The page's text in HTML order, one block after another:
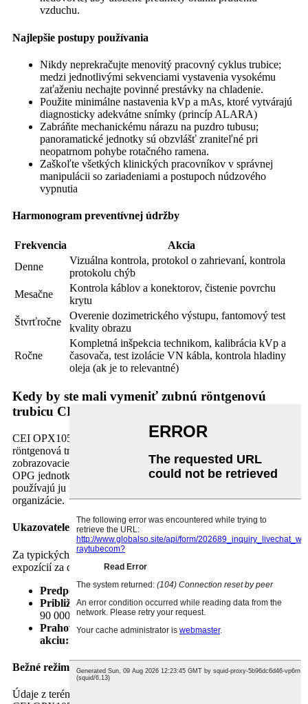
vzduchu.
Najlepšie postupy používania
Nikdy neprekračujte menovitý pracovný cyklus trubice;
medzi jednotlivými sekvenciami vystavenia vysokému
zaťaženiu nechajte povinné prestávky na chladenie.
Použite minimálne nastavenia kVp a mAs, ktoré vytvárajú
diagnosticky adekvátne snímky (princíp ALARA)
Zabráňte mechanickému nárazu na puzdro tubusu;
panoramatické jednotky sú obzvlášť zraniteľné pri
neopatrnom pohybe rotačného ramena.
Zaškoľte všetkých klinických pracovníkov v správnej
manipulácii so zariadeniami a postupoch núdzového
vypnutia
Harmonogram preventívnej údržby
Frekvencia
Akcia
Denne
Vizuálna kontrola, protokol o zahrievaní, kontrola
protokolu chýb
Mesačne
Kontrola káblov a konektorov, čistenie povrchu
krytu
Štvrťročne
Overenie dozimetrického výstupu, fantomový test
kvality obrazu
Ročne
Kompletná inšpekcia technikom, kalibrácia kVp a
časovača, test izolácie VN kábla, kontrola hladiny
oleja (ak je to relevantné)
Kedy by ste mali vymeniť zubnú röntgenovú
trubicu CEI OPX105?
CEI OPX105 je široko používaná stacionárna anódová
röntgenová trubica určená pre panoramatické zubné
zobrazovacie systémy. Osvedčila sa ako spoľahlivý pracant v
OPG jednotkách v Európe, Ázii a na Blízkom východe a
používajú ju mnohí výrobcovia zariadení a nezávislé servisné
organizácie.
Ukazovatele výkonnosti špecifické pre OPX105
Za typických klinických podmienok (20 – 40 panoramatických
expozícií za deň) trubica CEI OPX105 zvyčajne poskytuje:
Predpokladaná životnosť:4 až 6 rokov
Približný počet expozícií na konci životnosti:60 000 až
90 000 panoramatických cyklov
Prahová hodnota zhoršenia výstupu vyžadujúca
akciu:≥25 % pokles oproti uvedeniu do prevádzky
Bežné režimy zlyhania
Údaje z terénu od servisných organizácií naznačujú, že trubice